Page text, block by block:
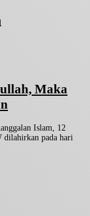
Maka
Islam, 12
dilahirkan pada hari